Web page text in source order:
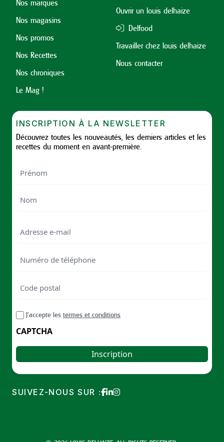
Nos marques
Nos magasins
Nos promos
Nos Recettes
Nos chroniques
Le Mag !
Ouvrir un louis delhaize
Delfood
Travailler chez louis delhaize
Nous contacter
INSCRIPTION À LA NEWSLETTER
Découvrez toutes les nouveautés, les derniers articles et les
recettes du moment en avant-première.
de
postal
postal
RGPDJ’accepte les termes et conditions
CAPTCHA
SUIVEZ-NOUS SUR :